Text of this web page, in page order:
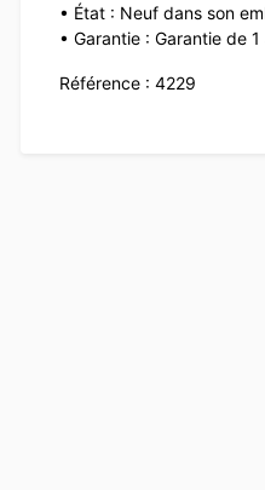
• État : Neuf dans son
• Garantie : Garantie de
Référence : 4229